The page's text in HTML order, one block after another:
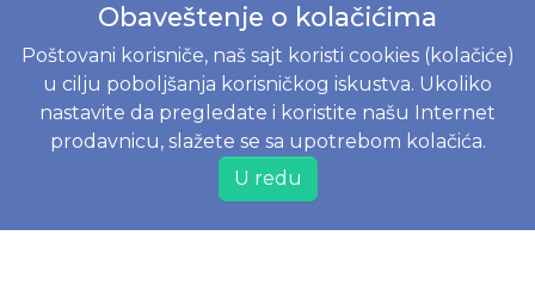
NOVE MAME
Ekološki proizvodi za kuhinju i kupatilo
Prirodni deterdženti
BLOG
Menstrualna čašica - kompletni vodič za početnike
Prvi mesec sa bebom
Obaveštenje o kolačićima
Poštovani korisniče, naš sajt koristi cookies (kolačiće)
u cilju poboljšanja korisničkog iskustva. Ukoliko
nastavite da pregledate i koristite našu Internet
prodavnicu, slažete se sa upotrebom kolačića.
U redu